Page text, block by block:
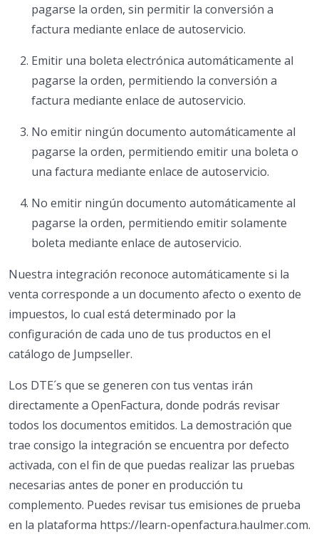
pagarse la orden, sin permitir la conversión a
factura mediante enlace de autoservicio.
Emitir una boleta electrónica automáticamente al
pagarse la orden, permitiendo la conversión a
factura mediante enlace de autoservicio.
No emitir ningún documento automáticamente al
pagarse la orden, permitiendo emitir una boleta o
una factura mediante enlace de autoservicio.
No emitir ningún documento automáticamente al
pagarse la orden, permitiendo emitir solamente
boleta mediante enlace de autoservicio.
Nuestra integración reconoce automáticamente si la
venta corresponde a un documento afecto o exento de
impuestos, lo cual está determinado por la
configuración de cada uno de tus productos en el
catálogo de Jumpseller.
Los DTE´s que se generen con tus ventas irán
directamente a OpenFactura, donde podrás revisar
todos los documentos emitidos. La demostración que
trae consigo la integración se encuentra por defecto
activada, con el fin de que puedas realizar las pruebas
necesarias antes de poner en producción tu
complemento. Puedes revisar tus emisiones de prueba
en la plataforma https://learn-openfactura.haulmer.com.